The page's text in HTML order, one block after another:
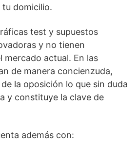
domicilio.
test y supuestos
y no tienen
mercado actual. En las
de manera concienzuda,
la oposición lo que sin duda
y constituye la clave de
además con: